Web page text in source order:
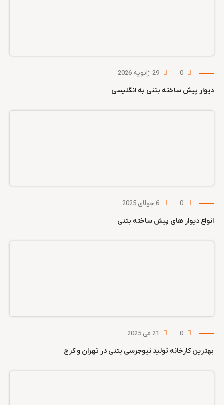
دیوار پیش ساخته بتنی به انگلیسی
انواع دیوار های پیش ساخته بتنی
بهترین کارخانه تولید نیوجرسی بتنی در تهران و کرج